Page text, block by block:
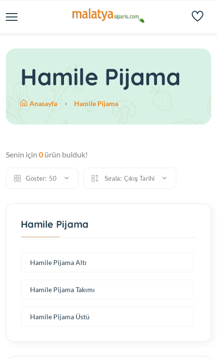
Hamile Pijama
Anasayfa Hamile Pijama
Senin için 0 ürün bulduk!
Göster: 50 Sırala: Çıkış Tarihi
Hamile Pijama
Hamile Pijama Altı
Hamile Pijama Takımı
Hamile Pijama Üstü